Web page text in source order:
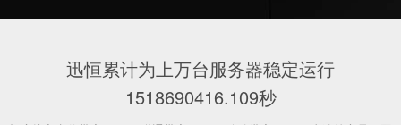
迅恒累计为上万台服务器稳定运行
1518690418.209秒